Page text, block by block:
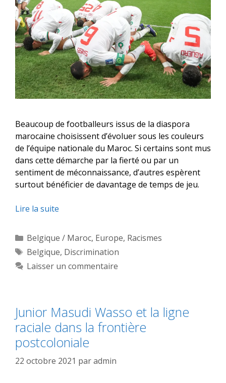
Beaucoup de footballeurs issus de la diaspora
marocaine choisissent d’évoluer sous les couleurs
de l’équipe nationale du Maroc. Si certains sont mus
dans cette démarche par la fierté ou par un
sentiment de méconnaissance, d’autres espèrent
surtout bénéficier de davantage de temps de jeu.
Lire la suite
Catégories
Belgique / Maroc, Europe, Racismes
Étiquettes
Belgique, Discrimination
Laisser un commentaire
Junior Masudi Wasso et la ligne
raciale dans la frontière
postcoloniale
22 octobre 2021 paradmin